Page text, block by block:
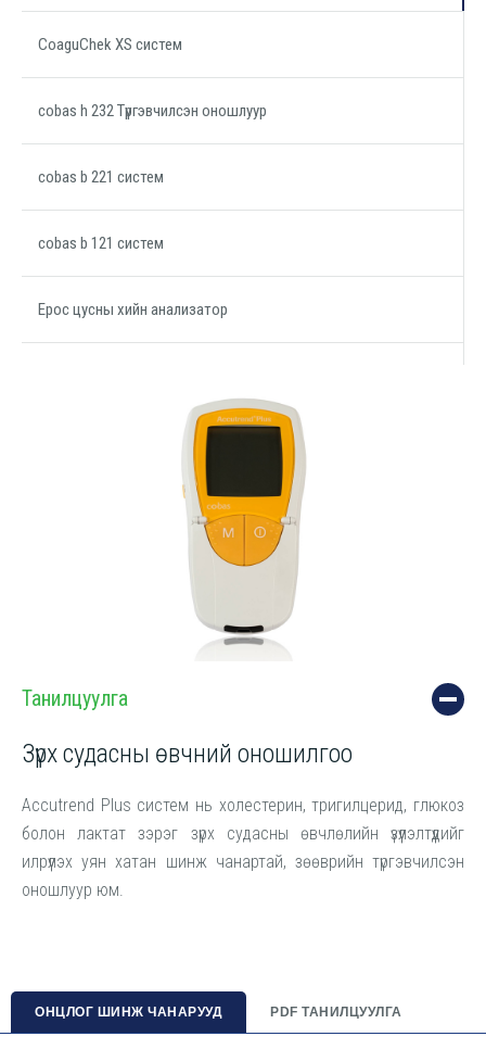
CoaguChek XS систем
cobas h 232 Түргэвчилсэн оношлуур
cobas b 221 систем
cobas b 121 систем
Epoc цусны хийн анализатор
Танилцуулга
Зүрх судасны өвчний оношилгоо
Accutrend Plus систем нь холестерин, тригилцерид, глюкоз
болон лактат зэрэг зүрх судасны өвчлөлийн үзүүлэлтүүдийг
илрүүлэх уян хатан шинж чанартай, зөөврийн түргэвчилсэн
оношлуур юм.
ОНЦЛОГ ШИНЖ ЧАНАРУУД PDF ТАНИЛЦУУЛГА